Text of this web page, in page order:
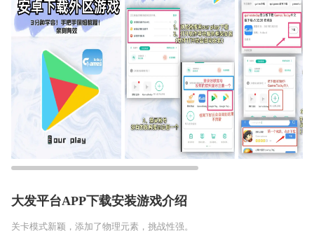
大发平台APP下载安装游戏介绍
关卡模式新颖，添加了物理元素，挑战性强。